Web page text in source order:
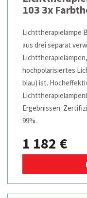
103 3x
Lichttherapielampe
aus drei separat
hochpolarisiertes
blau) ist.
Ergebnissen.
99%.
1 182 €